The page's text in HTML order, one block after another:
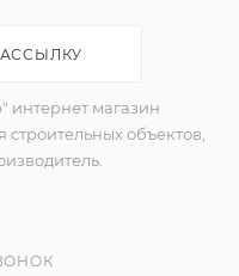
интернет магазин
объектов,